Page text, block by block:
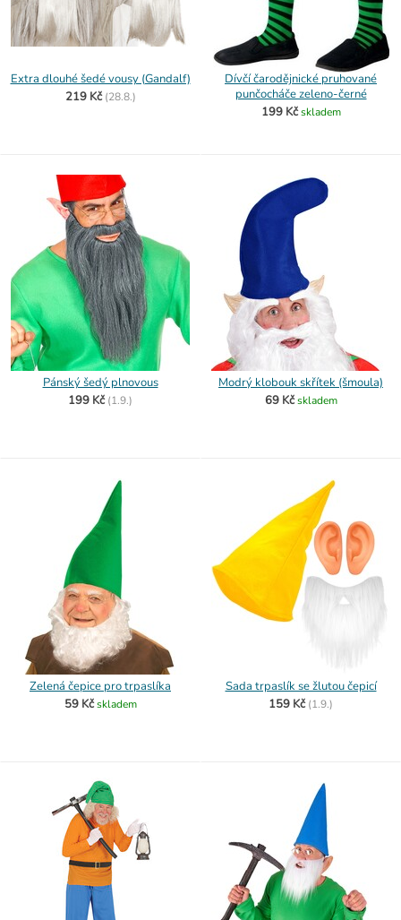
Extra dlouhé šedé vousy (Gandalf)
219 Kč (28.8.)
Dívčí čarodějnické pruhované
punčocháče zeleno-černé
199 Kč skladem
Pánský šedý plnovous
199 Kč (1.9.)
Modrý klobouk skřítek (šmoula)
69 Kč skladem
Zelená čepice pro trpaslíka
59 Kč skladem
Sada trpaslík se žlutou čepicí
159 Kč (1.9.)